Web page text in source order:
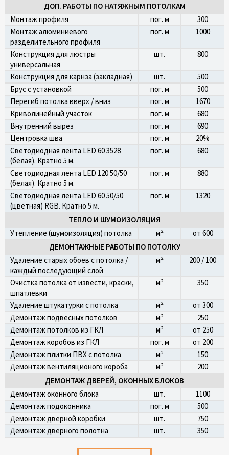
ДОП. РАБОТЫ ПО НАТЯЖНЫМ ПОТОЛКАМ
Монтаж профиля
пог. м
300
Монтаж алюминиевого
разделительного профиля
пог. м 1000
Конструкция для люстры
универсальная
шт. 800
Конструкция для карнза (закладная) шт.
500
Брус с установкой
пог. м
500
Перегиб потолка вверх / вниз
пог. м
1670
Криволинейный участок
пог. м
680
Внутренний вырез
пог. м
690
Центровка шва
пог. м
20%
Светодиодная лента LED 60 3528
(белая). Кратно 5 м.
пог. м 680
Светодиодная лента LED 120 50/50
(белая). Кратно 5 м.
пог. м 880
Светодиодная лента LED 60 50/50
(цветная) RGB. Кратно 5 м.
пог. м 1320
ТЕПЛО И ШУМОИЗОЛЯЦИЯ
Утепление (шумоизоляция) потолка
м²
от 600
ДЕМОНТАЖНЫЕ РАБОТЫ ПО ПОТОЛКУ
Удаление старых обоев с потолка /
каждый последующий слой
м² 200 / 100
Очистка потолка от извести, краски,
шпатлевки
м² 350
Удаление штукатурки с потолка м²
от 300
Демонтаж подвесных потолков
м²
250
Демонтаж потолков из ГКЛ
м²
от 250
Демонтаж коробов из ГКЛ
пог. м
от 200
Демонтаж плитки ПВХ с потолка
м²
150
Демонтаж вентиляционого короба
м²
200
ДЕМОНТАЖ ДВЕРЕЙ, ОКОННЫХ БЛОКОВ
Демонтаж оконного блока
шт.
1100
Демонтаж подоконника
пог. м
500
Демонтаж дверной коробки
шт.
750
Демонтаж дверного полотна
шт. 350